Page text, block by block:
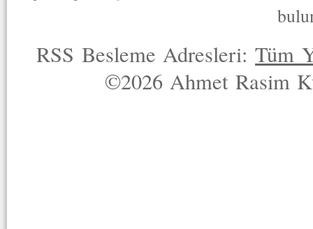
RSS Besleme Adresleri:Tüm
©2026 Ahmet Rasim